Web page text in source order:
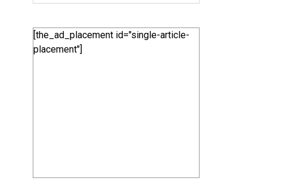
[the_ad_placement id="single-article-
placement"]